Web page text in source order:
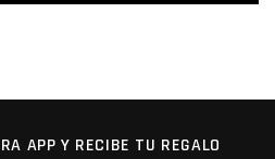
APP Y RECIBE TU REGALO